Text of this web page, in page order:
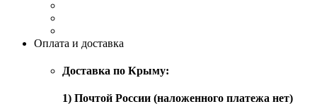
Оплата и доставка
Доставка по Крыму:
1) Почтой России (наложенного платежа нет)